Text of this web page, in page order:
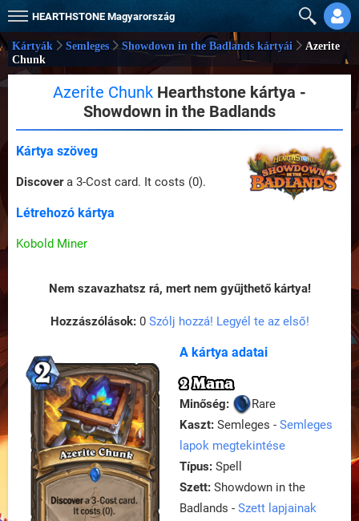
HEARTHSTONE Magyarország
Kártyák Semleges Showdown in the Badlands kártyái
Azerite
Chunk
Azerite Chunk Hearthstone kártya -
Showdown in the Badlands
Kártya szöveg
Discovera 3-Cost card. It costs (0).
Létrehozó kártya
Kobold Miner
Nem szavazhatsz rá, mert nem gyűjthető kártya!
Hozzászólások:0 Szólj hozzá! Legyél te az első!
A kártya adatai
2 Mana
Minőség:
Rare
Kaszt: Semleges - Semleges
lapok megtekintése
Típus: Spell
Szett: Showdown in the
Badlands - Szett lapjainak